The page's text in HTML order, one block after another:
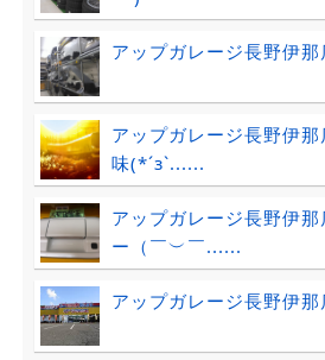
アップガレージ長野伊
アップガレージ長野伊那
味(*´з`......
アップガレージ長野伊
ー（￣︶￣......
アップガレージ長野伊